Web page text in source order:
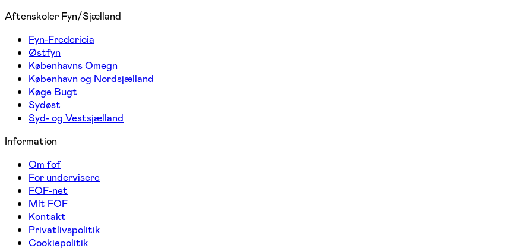
Aftenskoler Fyn/Sjælland
Fyn-Fredericia
Østfyn
Københavns Omegn
København og Nordsjælland
Køge Bugt
Sydøst
Syd- og Vestsjælland
Information
Om fof
For undervisere
FOF-net
Mit FOF
Kontakt
Privatlivspolitik
Cookiepolitik